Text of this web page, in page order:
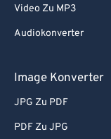
Video Zu MP3
Audiokonverter
Image Konverter
JPG Zu PDF
PDF Zu JPG